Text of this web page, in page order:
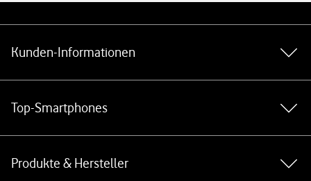
Kunden-Informationen
Top-Smartphones
Produkte & Hersteller